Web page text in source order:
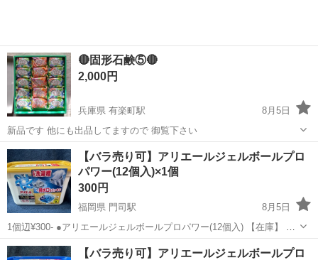
🔴固形石鹸⑤🔴
2,000円
兵庫県 有楽町駅
8月5日
新品です 他にも出品してますので 御覧下さい
兵庫 神戸市 有楽町駅 洗濯用品
【バラ売り可】アリエールジェルボールプロ
パワー(12個入)×1個
300円
福岡県 門司駅
8月5日
1個辺¥300- ●アリエールジェルボールプロパワー(12個入) 【在庫】 1
個 ご閲覧ありがとうございます。
福岡 北九州市 門司駅 洗濯用品
【バラ売り可】アリエールジェルボールプロ